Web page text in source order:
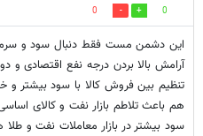
0
0
این دشمن مست فقط دنبال سود و
آرامش بالا بردن درجه نفع اقتصادی
تنظیم بین فروش کالا با سود بیشتر و
هم باعث تلاطم بازار نفت و کالای
سود بیشتر در بازار معاملات نفت و